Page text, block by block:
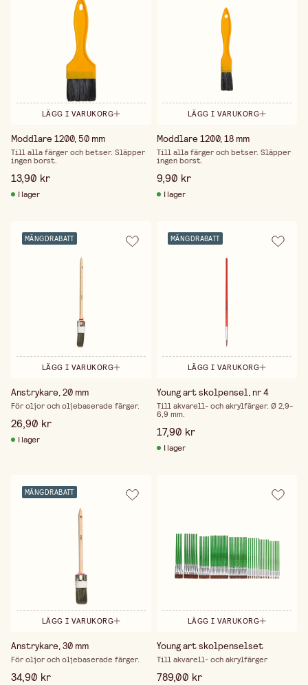
LÄGG I VARUKORG
Moddlare 1200, 50 mm
Till alla färger och betser. Släpper
ingen borst.
13,90 kr
I lager
LÄGG I VARUKORG
Moddlare 1200, 18 mm
Till alla färger och betser. Släpper
ingen borst.
9,90 kr
I lager
MÄNGDRABATT
LÄGG I VARUKORG
Anstrykare, 20 mm
För oljor och oljebaserade färger.
26,90 kr
I lager
MÄNGDRABATT
LÄGG I VARUKORG
Young art skolpensel, nr 4
Till akvarell- och akrylfärger. Ø 2,9-
6,9 mm.
17,90 kr
I lager
MÄNGDRABATT
LÄGG I VARUKORG
Anstrykare, 30 mm
För oljor och oljebaserade färger.
34,90 kr
LÄGG I VARUKORG
Young art skolpenselset
Till akvarell- och akrylfärger
789,00 kr